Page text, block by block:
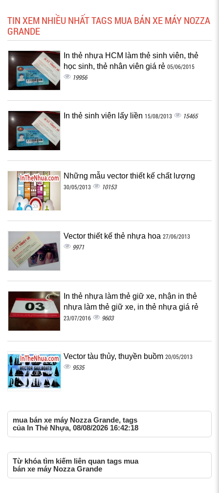
TIN XEM NHIỀU NHẤT TAGS MUA BÁN XE MÁY NOZZA
GRANDE
In thẻ nhựa HCM làm thẻ sinh viên, thẻ
học sinh, thẻ nhân viên giá rẻ 05/06/2015
19956
In thẻ sinh viên lấy liền 15/08/2013 15465
Những mẫu vector thiết kế chất lượng
30/05/2013 10153
Vector thiết kế thẻ nhựa hoa 27/06/2013
9971
In thẻ nhựa làm thẻ giữ xe, nhận in thẻ
nhựa làm thẻ giữ xe, in thẻ nhựa giá rẻ
23/07/2016 9603
Vector tàu thủy, thuyền buồm 20/05/2013
9535
mua bán xe máy Nozza Grande, tags
của In Thẻ Nhựa, 08/08/2026 16:42:18
Từ khóa tìm kiếm liên quan tags mua
bán xe máy Nozza Grande